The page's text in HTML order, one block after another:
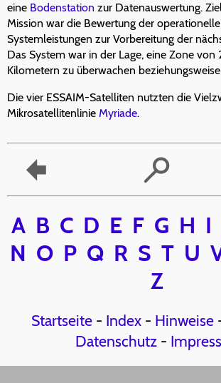
eine Bodenstation zur Datenauswertung.
Mission war die Bewertung der
Systemleistungen zur Vorbereitung der
Das System war in der Lage, eine Zone
Kilometern zu überwachen
Die vier ESSAIM-Satelliten nutzten die
Mikrosatellitenlinie Myriade.
A B C D E F G H I
N O P Q R S T U
Z
Startseite- Index- Hinweise
Datenschutz -